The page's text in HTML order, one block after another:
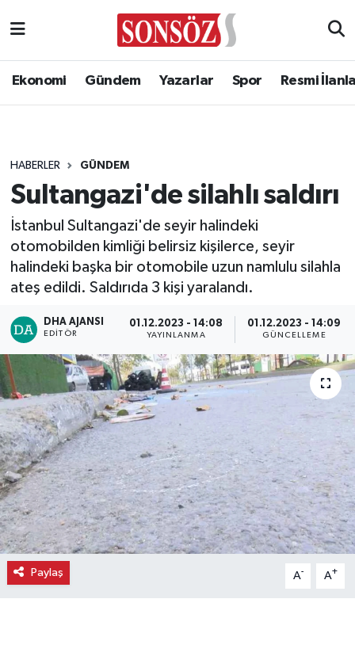
Ekonomi Gündem Yazarlar Spor Resmi
HABERLER GÜNDEM
Sultangazi'de silahlı saldırı
İstanbul Sultangazi'de seyir halindeki
otomobilden kimliği belirsiz kişilerce, seyir
halindeki başka bir otomobile uzun namlulu silahla
ateş edildi. Saldırıda 3 kişi yaralandı.
DHA AJANSI
EDITÖR
01.12.2023 - 14:08
YAYINLANMA
01.12.2023 - 14:09
GÜNCELLEME
Paylaş A- A+